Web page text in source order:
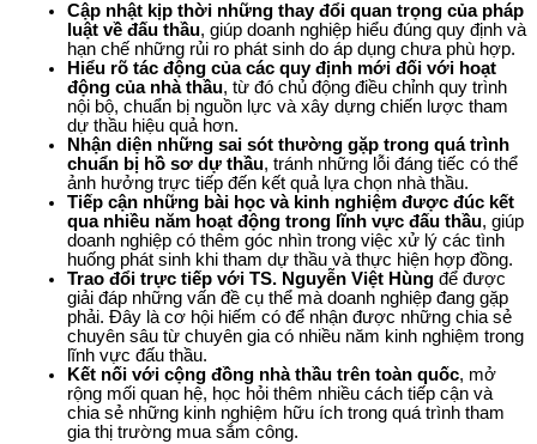
Cập nhật kịp thời những thay đổi quan trọng của pháp
luật về đấu thầu, giúp doanh nghiệp hiểu đúng quy định và
hạn chế những rủi ro phát sinh do áp dụng chưa phù hợp.
Hiểu rõ tác động của các quy định mới đối với hoạt
động của nhà thầu, từ đó chủ động điều chỉnh quy trình
nội bộ, chuẩn bị nguồn lực và xây dựng chiến lược tham
dự thầu hiệu quả hơn.
Nhận diện những sai sót thường gặp trong quá trình
chuẩn bị hồ sơ dự thầu, tránh những lỗi đáng tiếc có thể
ảnh hưởng trực tiếp đến kết quả lựa chọn nhà thầu.
Tiếp cận những bài học và kinh nghiệm được đúc kết
qua nhiều năm hoạt động trong lĩnh vực đấu thầu, giúp
doanh nghiệp có thêm góc nhìn trong việc xử lý các tình
huống phát sinh khi tham dự thầu và thực hiện hợp đồng.
Trao đổi trực tiếp với TS. Nguyễn Việt Hùng để được
giải đáp những vấn đề cụ thể mà doanh nghiệp đang gặp
phải. Đây là cơ hội hiếm có để nhận được những chia sẻ
chuyên sâu từ chuyên gia có nhiều năm kinh nghiệm trong
lĩnh vực đấu thầu.
Kết nối với cộng đồng nhà thầu trên toàn quốc, mở
rộng mối quan hệ, học hỏi thêm nhiều cách tiếp cận và
chia sẻ những kinh nghiệm hữu ích trong quá trình tham
gia thị trường mua sắm công.